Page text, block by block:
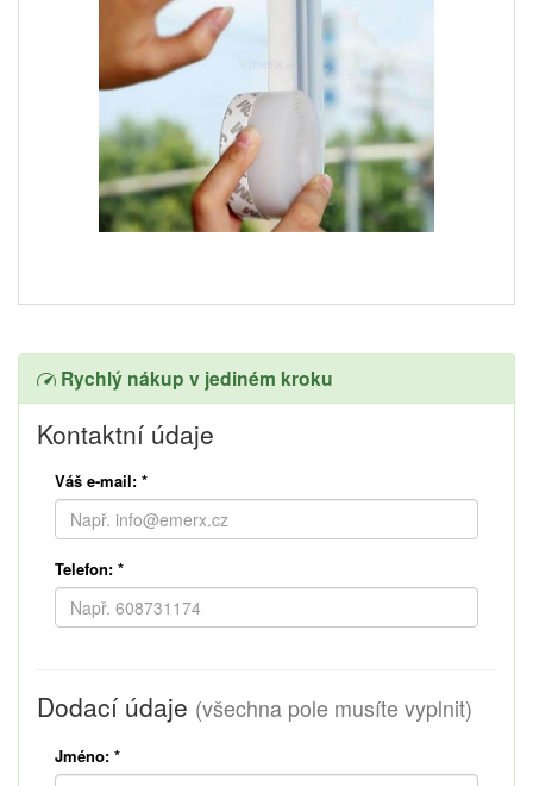
Rychlý nákup v jediném kroku
Kontaktní údaje
Váš e-mail: *
Telefon: *
Dodací údaje (všechna pole musíte vyplnit)
Jméno: *